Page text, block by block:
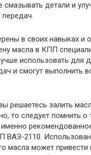
смазывать детали и
в своих навыках и
масла в КПП
использовать для
и смогут выполнить
решаетесь залить
то следует помнить
ВАЗ-2110.
масла может привести